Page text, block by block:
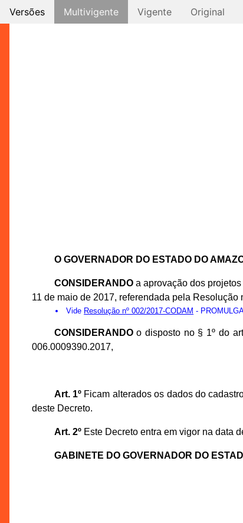
Versões Multivigente Vigente Original
O GOVERNADOR DO ESTADO DO
CONSIDERANDOa aprovação dos
11 de maio de 2017, referendada pela
Vide Resolução nº 002/2017-CODAM -
CONSIDERANDOo disposto no § 1º do
006.0009390.2017,
Art. 1ºFicam alterados os dados do
deste Decreto.
Art. 2ºEste Decreto entra em vigor na data
GABINETE DO GOVERNADOR DO